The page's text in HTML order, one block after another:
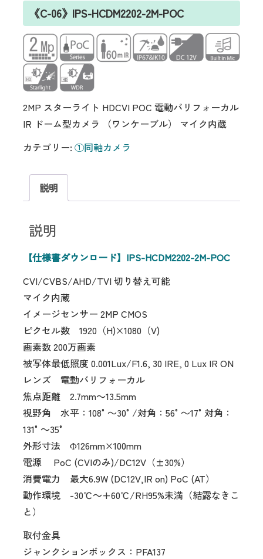
《C-06》IPS-HCDM2202-2M-POC
2MP スターライト HDCVI POC 電動バリフォーカル
IR ドーム型カメラ （ワンケーブル） マイク内蔵
カテゴリー: ①同軸カメラ
説明
説明
【仕様書ダウンロード】IPS-HCDM2202-2M-POC
CVI/CVBS/AHD/TVI 切り替え可能
マイク内蔵
イメージセンサー 2MP CMOS
ピクセル数 1920（H)×1080（V)
画素数 200万画素
被写体最低照度 0.001Lux/F1.6, 30 IRE, 0 Lux IR ON
レンズ 電動バリフォーカル
焦点距離 2.7mm～13.5mm
視野角 水平：108°～30°/対角：56°～17°対角：
131°～35°
外形寸法 Φ126mm×100mm
電源 PoC (CVIのみ)/DC12V（±30%）
消費電力 最大6.9W (DC12V,IR on) PoC (AT）
動作環境 -30℃～+60℃/RH95%未満（結露なきこ
と）
取付金具
ジャンクションボックス：PFA137